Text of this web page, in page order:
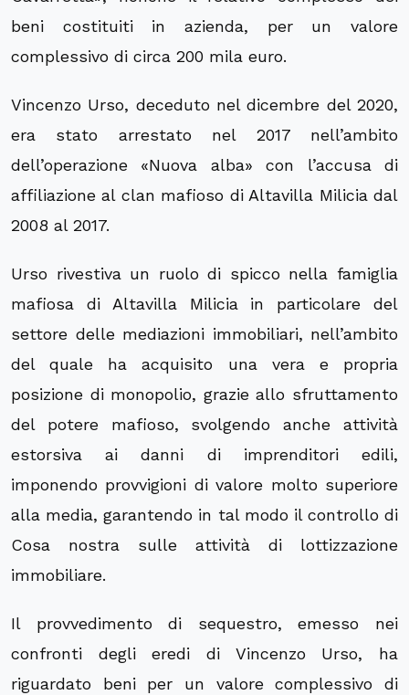
beni costituiti in azienda, per un valore
complessivo di circa 200 mila euro.
Vincenzo Urso, deceduto nel dicembre del 2020,
era stato arrestato nel 2017 nell’ambito
dell’operazione «Nuova alba» con l’accusa di
affiliazione al clan mafioso di Altavilla Milicia dal
2008 al 2017.
Urso rivestiva un ruolo di spicco nella famiglia
mafiosa di Altavilla Milicia in particolare del
settore delle mediazioni immobiliari, nell’ambito
del quale ha acquisito una vera e propria
posizione di monopolio, grazie allo sfruttamento
del potere mafioso, svolgendo anche attività
estorsiva ai danni di imprenditori edili,
imponendo provvigioni di valore molto superiore
alla media, garantendo in tal modo il controllo di
Cosa nostra sulle attività di lottizzazione
immobiliare.
Il provvedimento di sequestro, emesso nei
confronti degli eredi di Vincenzo Urso, ha
riguardato beni per un valore complessivo di